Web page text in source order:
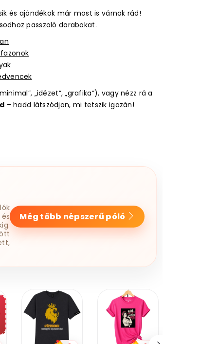
és ajándékok már most is várnak rád!
passzoló darabokat.
„idézet”, „grafika”), vagy nézz rá a
– hadd látszódjon, mi tetszik igazán!
Még több népszerű póló